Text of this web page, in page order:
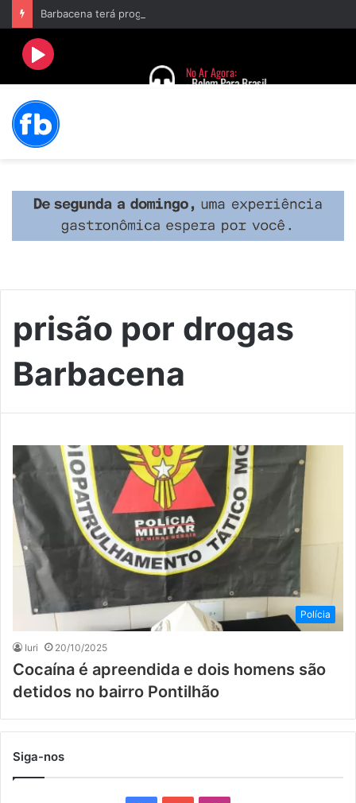
prisão por drogas
Barbacena
Polícia
Iuri 20/10/2025
Cocaína é apreendida e dois homens são
detidos no bairro Pontilhão
Siga-nos